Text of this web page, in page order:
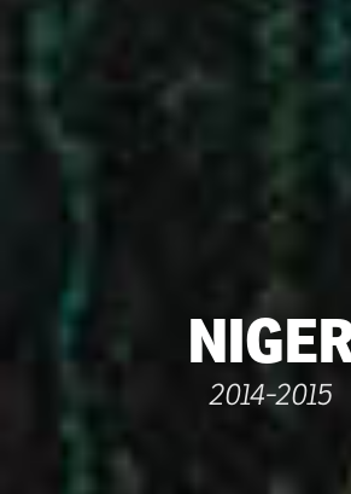
2014-2015